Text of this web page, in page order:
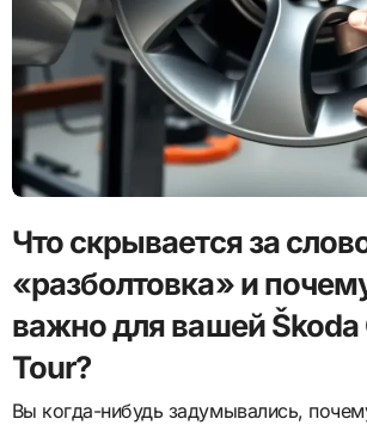
Что скрывается за
«разболтовка» и
важно для вашей Škoda
Tour?
Вы когда-нибудь задумывались, почему колёса на